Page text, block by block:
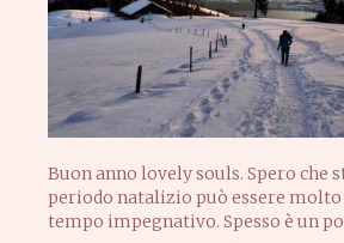
Buon anno lovely souls. Spero che
periodo natalizio può essere molto
tempo impegnativo. Spesso è un